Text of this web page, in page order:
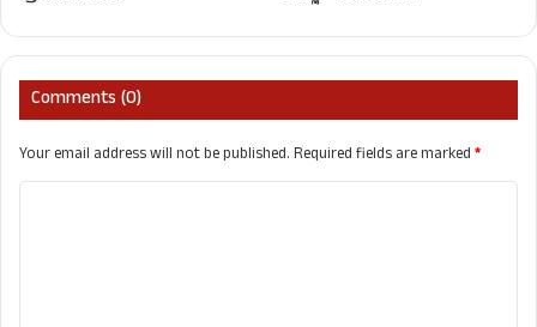
Comments (0)
Your email address will not be published.Required fields are marked*